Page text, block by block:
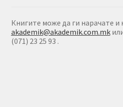
Книгите може да ги нарачате и
akademik@akademik.com.mk
(071) 23 25 93 .